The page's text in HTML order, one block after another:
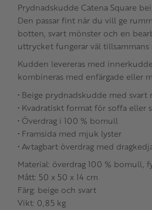
Prydnadskudde Catena Square
Den passar fint när du vill ge
botten, svart mönster och en
uttrycket fungerar väl tillsammans
Kudden levereras med
kombineras med enfärgade eller
• Beige prydnadskudde med svart
• Kvadratiskt format för soffa eller
• Överdrag i 100 % bomull
• Framsida med mjuk lyster
• Avtagbart överdrag med
Material: överdrag 100 % bomull,
Mått: 50 x 50 x 14 cm
Färg: beige och svart
Vikt: 0,85 kg